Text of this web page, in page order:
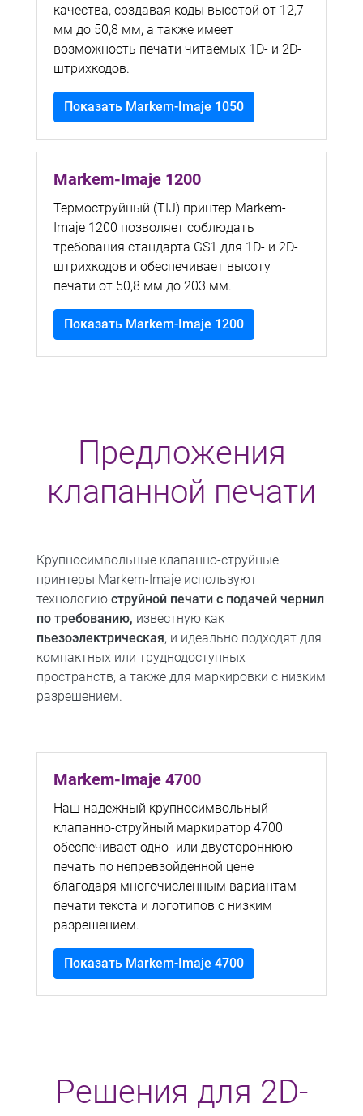
качества, создавая коды высотой от 12,7
мм до 50,8 мм, а также имеет
возможность печати читаемых 1D- и 2D-
штрихкодов.
Показать Markem-Imaje 1050
Markem-Imaje 1200
Термоструйный (TIJ) принтер Markem-
Imaje 1200 позволяет соблюдать
требования стандарта GS1 для 1D- и 2D-
штрихкодов и обеспечивает высоту
печати от 50,8 мм до 203 мм.
Показать Markem-Imaje 1200
Предложения
клапанной печати
Крупносимвольные клапанно-струйные
принтеры Markem-Imaje используют
технологию струйной печати с подачей чернил
по требованию, известную как
пьезоэлектрическая, и идеально подходят для
компактных или труднодоступных
пространств, а также для маркировки с низким
разрешением.
Markem-Imaje 4700
Наш надежный крупносимвольный
клапанно-струйный маркиратор 4700
обеспечивает одно- или двустороннюю
печать по непревзойденной цене
благодаря многочисленным вариантам
печати текста и логотипов с низким
разрешением.
Показать Markem-Imaje 4700
Решения для 2D-